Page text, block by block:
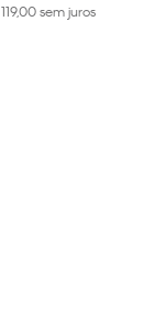
119,00sem juros